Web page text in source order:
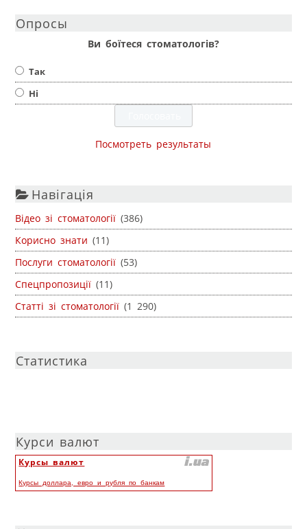
Опросы
Ви боїтеся стоматологів?
Так
Ні
Посмотреть результаты
Навігація
Відео зі стоматології (386)
Корисно знати (11)
Послуги стоматології (53)
Спецпропозиції (11)
Статті зі стоматології (1 290)
Статистика
Курси валют
Курсы валют
Курсы доллара, евро и рубля по банкам